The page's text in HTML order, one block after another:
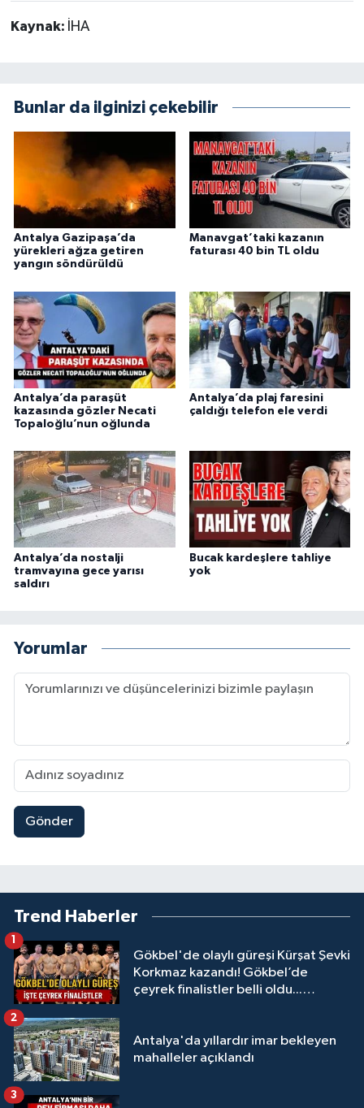
Kaynak: İHA
Bunlar da ilginizi çekebilir
Antalya Gazipaşa’da
yürekleri ağza getiren
yangın söndürüldü
Manavgat’taki kazanın
faturası 40 bin TL oldu
Antalya’da paraşüt
kazasında gözler Necati
Topaloğlu’nun oğlunda
Antalya’da plaj faresini
çaldığı telefon ele verdi
Antalya’da nostalji
tramvayına gece yarısı
saldırı
Bucak kardeşlere tahliye
yok
Yorumlar
Gönder
Trend Haberler
Gökbel'de olaylı güreşi Kürşat Şevki
Korkmaz kazandı! Gökbel’de
çeyrek finalistler belli oldu...
Antalya'da yıllardır imar bekleyen
mahalleler açıklandı
2
3